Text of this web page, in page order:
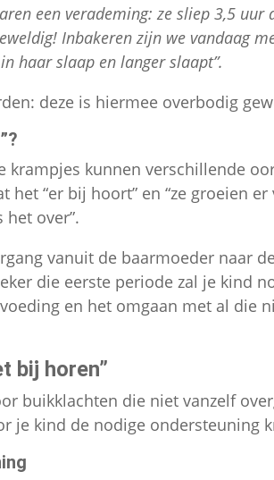
een verademing: ze sliep 3,5 uur
Inbakeren zijn we vandaag
haar slaap en langer slaapt”.
deze is hiermee overbodig
krampjes kunnen verschillende
het “er bij hoort” en “ze groeien
over”.
vanuit de baarmoeder naar
die eerste periode zal je kind
en het omgaan met al die
bij horen”
buikklachten die niet vanzelf
je kind de nodige ondersteuning